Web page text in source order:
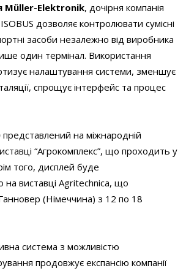
Müller-Elektronik, дочірня компанія
дозволяє контролювати сумісні
засоби незалежно від виробника
один термінал. Використання
налаштування системи, зменшує
спрощує інтерфейс та процес
представлений на міжнародній
“Агрокомплекс”, що проходить у
того, дисплей буде
виставці Agritechnica, що
(Німеччина) з 12 по 18
система з можливістю
продовжує експансію компанії